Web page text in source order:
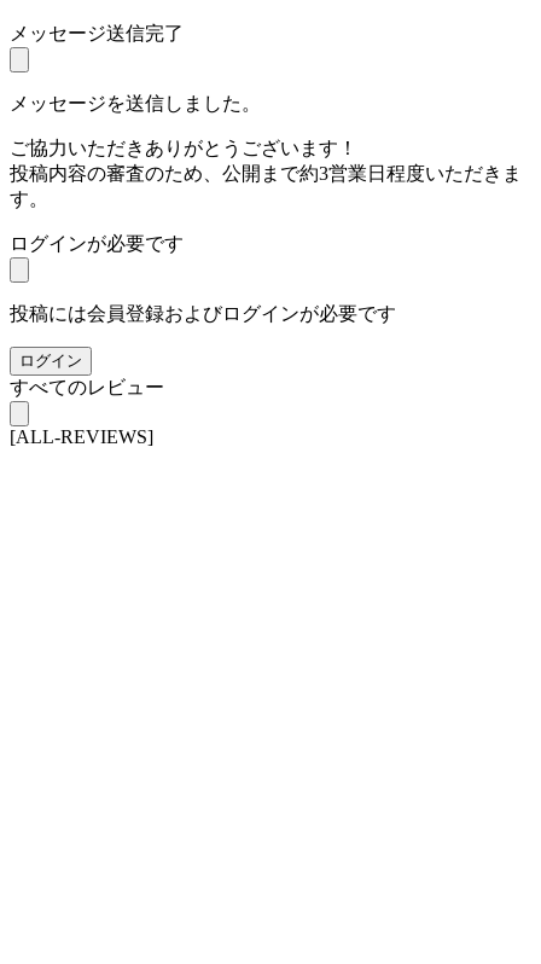
メッセージ送信完了
メッセージを送信しました。
ご協力いただきありがとうございます！
投稿内容の審査のため、公開まで約3営業日程度いただきま
す。
ログインが必要です
投稿には会員登録およびログインが必要です
ログイン
すべてのレビュー
[ALL-REVIEWS]